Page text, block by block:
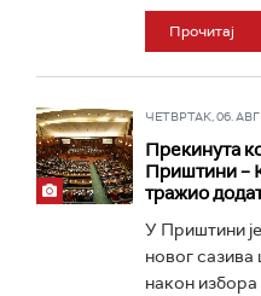
Прочитај
ЧЕТВРТАК, 06. АВГ
Прекинута
Приштини –
тражио
У Приштини
новог сазива
након